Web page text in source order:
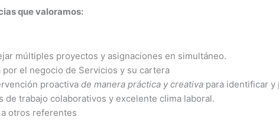
que valoramos:
múltiples proyectos y asignaciones en simultáneo.
por el negocio de Servicios y su cartera
proactiva de manera práctica y creativapara identificar y
de trabajo colaborativos y excelente clima laboral.
otros referentes